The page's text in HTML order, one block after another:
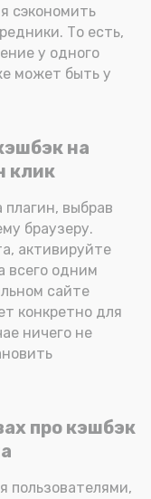
сэкономить
То есть,
у одного
может быть у
на
клик
выбрав
браузеру.
активируйте
всего одним
сайте
конкретно для
ничего не
про кэшбэк
пользователями,